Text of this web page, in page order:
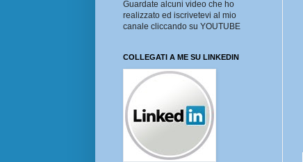
Guardate alcuni video che ho
realizzato ed iscrivetevi al mio
canale cliccando su YOUTUBE
COLLEGATI A ME SU LINKEDIN